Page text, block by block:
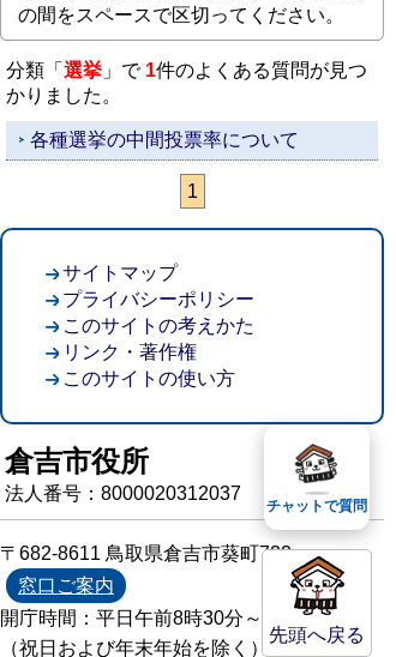
の間をスペースで区切ってください。
分類「 選挙 」で 1件のよくある質問が見つ
かりました。
各種選挙の中間投票率について
1
先頭へ戻る
サイトマップ
プライバシーポリシー
このサイトの考えかた
リンク・著作権
このサイトの使い方
倉吉市役所
法人番号：8000020312037
〒682-8611 鳥取県倉吉市葵町722
窓口ご案内
開庁時間：平日午前8時30分～午後5時15分
（祝日および年末年始を除く）
チャットで質問